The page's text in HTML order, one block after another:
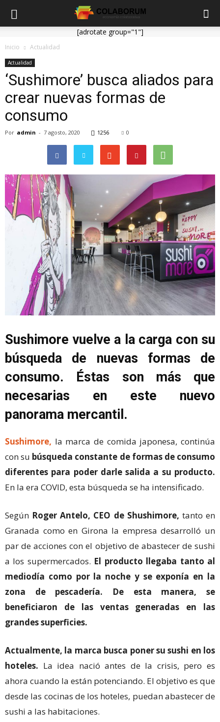
[adrotate group="1"]
Inicio Actualidad
Actualidad
‘Sushimore’ busca aliados para
crear nuevas formas de
consumo
Por admin - 7 agosto, 2020 1256 0
Sushimore vuelve a la carga con su
búsqueda de nuevas formas de
consumo. Éstas son más que
necesarias en este nuevo
panorama mercantil.
Sushimore, la marca de comida japonesa, continúa
con su búsqueda constante de formas de consumo
diferentes para poder darle salida a su producto.
En la era COVID, esta búsqueda se ha intensificado.
Según Roger Antelo, CEO de Shushimore, tanto en
Granada como en Girona la empresa desarrolló un
par de acciones con el objetivo de abastecer de sushi
a los supermercados. El producto llegaba tanto al
mediodía como por la noche y se exponía en la
zona de pescadería. De esta manera, se
beneficiaron de las ventas generadas en las
grandes superficies.
Actualmente, la marca busca poner su sushi en los
hoteles. La idea nació antes de la crisis, pero es
ahora cuando la están potenciando. El objetivo es que
desde las cocinas de los hoteles, puedan abastecer de
sushi a las habitaciones.